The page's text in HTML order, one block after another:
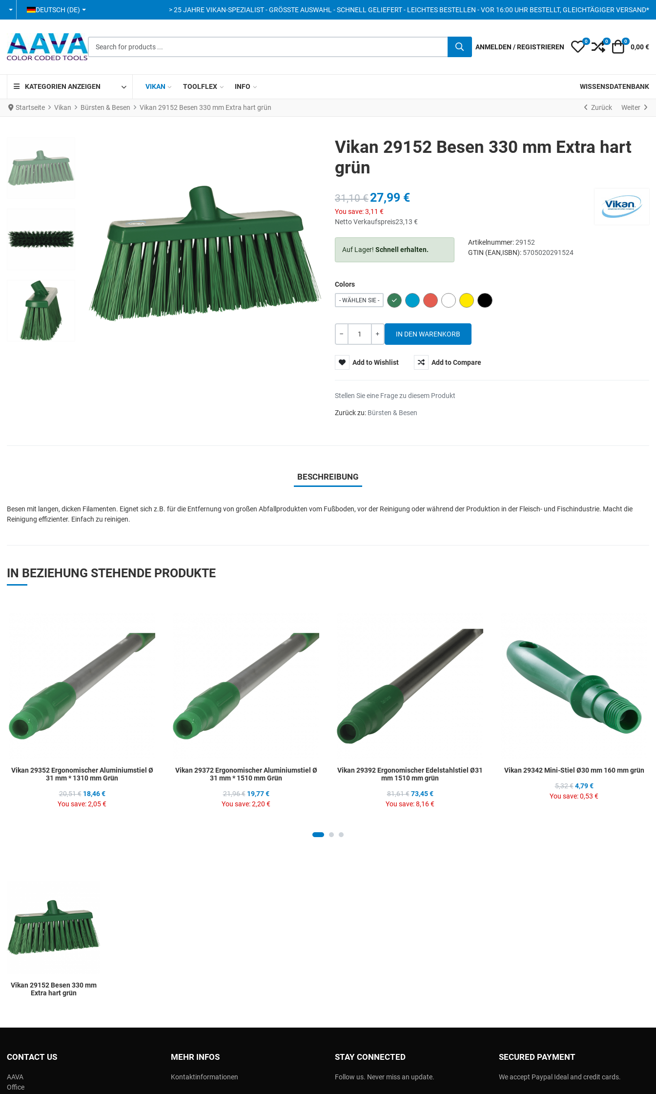
SPRACHE AUSWÄHLEN
DEUTSCH (DE) > 25 JAHRE VIKAN-SPEZIALIST - GRÖSSTE AUSWAHL - SCHNELL GELIEFERT - LEICHTES BESTELLEN - VOR 16:00 UHR BESTELLT, GLEICHTÄGIGER VERSAND*
ANMELDEN / REGISTRIEREN My Wishlist
0 Compare
0 0
0,00 €
KATEGORIEN ANZEIGEN VIKAN TOOLFLEX INFO WISSENSDATENBANK
Startseite Vikan Bürsten & Besen Vikan 29152 Besen 330 mm Extra hart grün Zurück Weiter
Vikan 29152 Besen 330 mm Extra hart
grün
31,10 €27,99 €
You save:3,11 €
Netto Verkaufspreis23,13 €
Auf Lager! Schnell erhalten.
Artikelnummer:29152
GTIN (EAN,ISBN): 5705020291524
Colors
- WÄHLEN SIE - GREEN BLUE RED WHITE YELLOW BLACK
Add to Wishlist Add to Compare
Stellen Sie eine Frage zu diesem Produkt
Zurück zu: Bürsten & Besen
BESCHREIBUNG
Besen mit langen, dicken Filamenten. Eignet sich z.B. für die Entfernung von großen Abfallprodukten vom Fußboden, vor der Reinigung oder während der Produktion in der Fleisch- und Fischindustrie. Macht die
Reinigung effizienter. Einfach zu reinigen.
IN BEZIEHUNG STEHENDE PRODUKTE
Vikan 29352 Ergonomischer Aluminiumstiel Ø
31 mm * 1310 mm Grün
20,51 € 18,46 €
You save:2,05 €
Vikan 29372 Ergonomischer Aluminiumstiel Ø
31 mm * 1510 mm Grün
21,96 € 19,77 €
You save:2,20 €
Add to Compare
Quick View
Vikan 29392 Ergonomischer Edelstahlstiel Ø31
mm 1510 mm grün
81,61 € 73,45 €
You save:8,16 €
Vikan 29342 Mini-Stiel Ø30 mm 160 mm grün
5,32 € 4,79 €
You save:0,53 €
Vikan 29152 Besen 330 mm
Extra hart grün
CONTACT US
AAVA
Office
MEHR INFOS
Kontaktinformationen
STAY CONNECTED
Follow us. Never miss an update.
SECURED PAYMENT
We accept Paypal Ideal and credit cards.